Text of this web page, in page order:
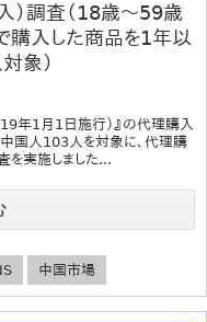
）調査（18歳～59歳
入した商品を1年以
象）
年1月1日施行）』の代理購入
国人103人を対象に、代理購
を実施しました...
中国市場